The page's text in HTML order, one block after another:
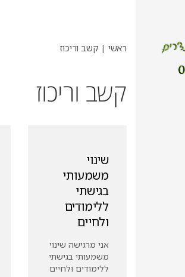
ראשי | קשב וריכוז
קשב וריכוז
שינוי
משמעותי
בגישתי
ללימודים
ולחיים
אני מרגישה שינוי
משמעותי בגישתי
ללימודים ולחיים